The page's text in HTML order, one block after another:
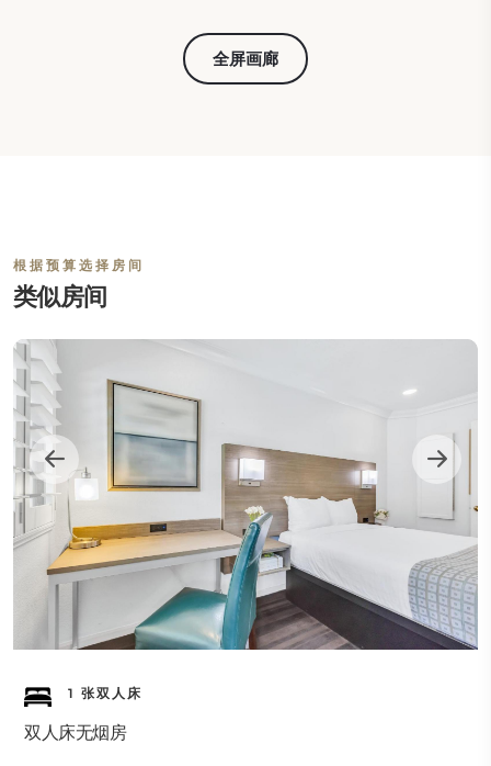
全屏画廊
根据预算选择房间
类似房间
1 张双人床
双人床无烟房